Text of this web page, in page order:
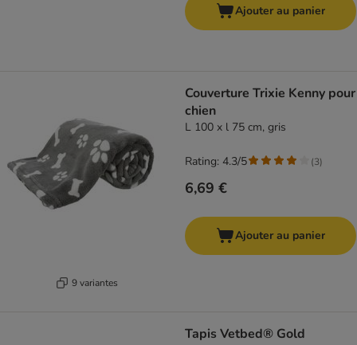
Ajouter au panier
9 variantes
Couverture Trixie Kenny pour
chien
L 100 x l 75 cm, gris
6,69 €
Rating: 4.3/5 (3)
Ajouter au panier
Tapis Vetbed® Gold